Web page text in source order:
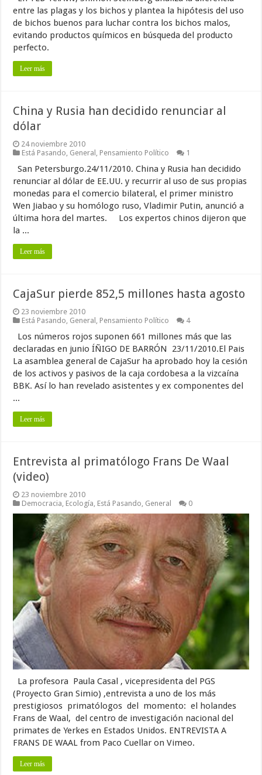
entre las plagas y los bichos y plantea la hipótesis del uso
de bichos buenos para luchar contra los bichos malos,
evitando productos químicos en búsqueda del producto
perfecto.
Leer más
China y Rusia han decidido renunciar al
dólar
24 noviembre 2010
Está Pasando General Pensamiento Político 1
San Petersburgo.24/11/2010. China y Rusia han decidido
renunciar al dólar de EE.UU. y recurrir al uso de sus propias
monedas para el comercio bilateral, el primer ministro
Wen Jiabao y su homólogo ruso, Vladimir Putin, anunció a
última hora del martes. Los expertos chinos dijeron que
la ...
Leer más
CajaSur pierde 852,5 millones hasta agosto
23 noviembre 2010
Está Pasando General Pensamiento Político 4
Los números rojos suponen 661 millones más que las
declaradas en junio ÍÑIGO DE BARRÓN 23/11/2010.El Pais
La asamblea general de CajaSur ha aprobado hoy la cesión
de los activos y pasivos de la caja cordobesa a la vizcaína
BBK. Así lo han revelado asistentes y ex componentes del
...
Leer más
Entrevista al primatólogo Frans De Waal
(video)
23 noviembre 2010
Democracia Ecología Está Pasando General 0
La profesora Paula Casal , vicepresidenta del PGS
(Proyecto Gran Simio) ,entrevista a uno de los más
prestigiosos primatólogos del momento: el holandes
Frans de Waal, del centro de investigación nacional del
primates de Yerkes en Estados Unidos. ENTREVISTA A
FRANS DE WAAL from Paco Cuellar on Vimeo.
Leer más